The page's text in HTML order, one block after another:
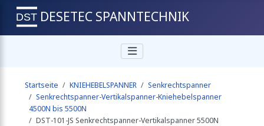
Vertikalspanner 4000N
DESETEC SPANNTECHNIK
Startseite KNIEHEBELSPANNER
Senkrechtspanner
Senkrechtspanner-Vertikalspanner-Kniehebelspanner
4500N bis 5500N
DST-101-JS Senkrechtspanner-Vertikalspanner 5500N